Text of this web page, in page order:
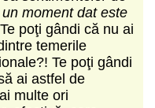
moment dat este
Te poţi gândi că nu ai
temerile
Te poţi gândi
ai astfel de
multe ori